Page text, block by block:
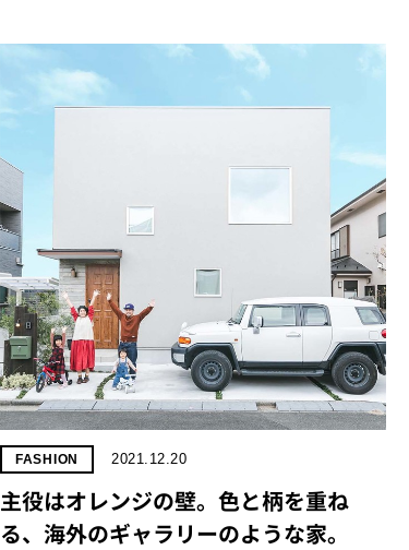
FASHION 2021.12.20
主役はオレンジの壁。色と柄を重ね
る、海外のギャラリーのような家。